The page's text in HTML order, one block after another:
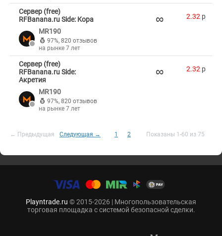
Сервер (free)
RFBanana.ru Side: Кора
MR190
97%, 820 отзывов
на рынке 7 лет
∞ 2.32 p
Сервер (free)
RFBanana.ru Side:
Акретия
MR190
97%, 820 отзывов
на рынке 7 лет
∞ 2.32 p
← Предыдущая Следующая → 1 2 Показаны 1-60 из 75
Playntrade.ru © 2015-2026 | Многопользовательская
торговая площадка с системой безопасной сделки.